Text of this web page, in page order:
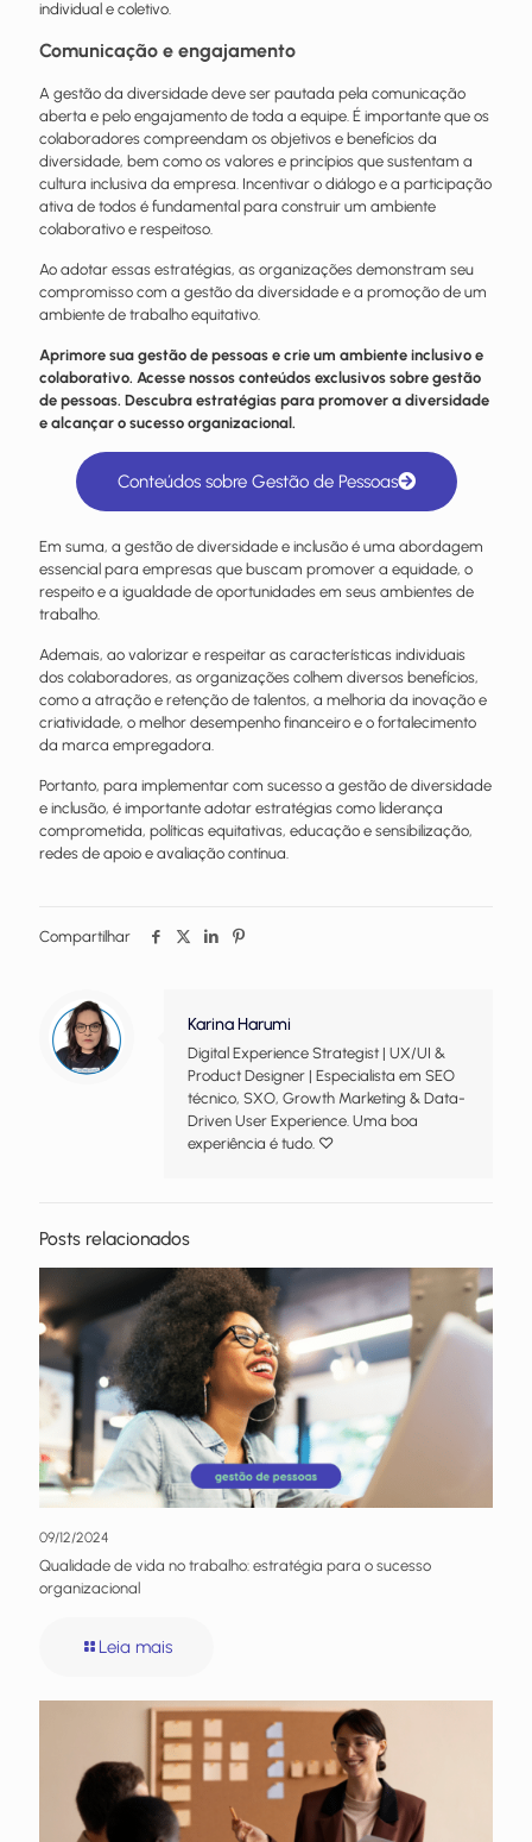
individual e coletivo.
Comunicação e engajamento
A gestão da diversidade deve ser pautada pela comunicação
aberta e pelo engajamento de toda a equipe. É importante que os
colaboradores compreendam os objetivos e benefícios da
diversidade, bem como os valores e princípios que sustentam a
cultura inclusiva da empresa. Incentivar o diálogo e a participação
ativa de todos é fundamental para construir um ambiente
colaborativo e respeitoso.
Ao adotar essas estratégias, as organizações demonstram seu
compromisso com a gestão da diversidade e a promoção de um
ambiente de trabalho equitativo.
Aprimore sua gestão de pessoas e crie um ambiente inclusivo e
colaborativo. Acesse nossos conteúdos exclusivos sobre gestão
de pessoas. Descubra estratégias para promover a diversidade
e alcançar o sucesso organizacional.
Conteúdos sobre Gestão de Pessoas
Em suma, a gestão de diversidade e inclusão é uma abordagem
essencial para empresas que buscam promover a equidade, o
respeito e a igualdade de oportunidades em seus ambientes de
trabalho.
Ademais, ao valorizar e respeitar as características individuais
dos colaboradores, as organizações colhem diversos benefícios,
como a atração e retenção de talentos, a melhoria da inovação e
criatividade, o melhor desempenho financeiro e o fortalecimento
da marca empregadora.
Portanto, para implementar com sucesso a gestão de diversidade
e inclusão, é importante adotar estratégias como liderança
comprometida, políticas equitativas, educação e sensibilização,
redes de apoio e avaliação contínua.
Compartilhar
Karina Harumi
Digital Experience Strategist | UX/UI &
Product Designer | Especialista em SEO
técnico, SXO, Growth Marketing & Data-
Driven User Experience. Uma boa
experiência é tudo. ♡
Posts relacionados
09/12/2024
Qualidade de vida no trabalho: estratégia para o sucesso
organizacional
Leia mais